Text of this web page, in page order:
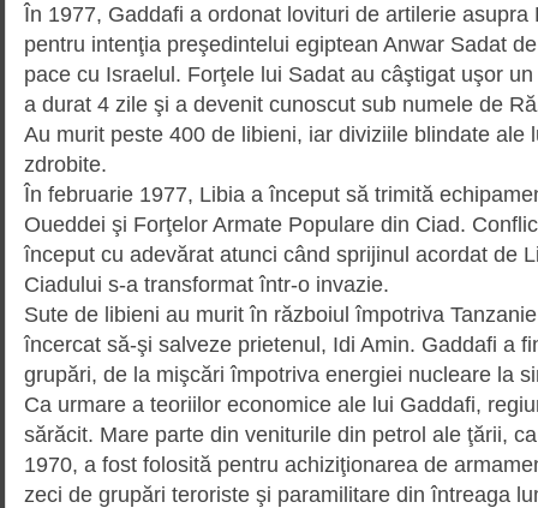
În 1977, Gaddafi a ordonat lovituri de artilerie asupra
pentru intenţia preşe­dinte­lui egiptean Anwar Sadat
pace cu Israelul. Forţele lui Sadat au câştigat uşor
a durat 4 zile şi a devenit cunoscut sub numele de
Au murit peste 400 de libieni, iar diviziile blindate ale
zdrobite.
În februarie 1977, Libia a început să trimită
Oueddei şi Forţelor Armate Populare din Ciad.
început cu adevărat atunci când sprijinul acordat de
Ciadului s-a transformat într-o invazie.
Sute de libieni au murit în războiul împotriva
încercat să-şi salveze prietenul, Idi Amin. Gaddafi a
grupări, de la mişcări împotriva energiei nucleare la
Ca urmare a teoriilor economice ale lui Gaddafi,
sărăcit. Mare parte din veniturile din petrol ale ţării,
1970, a fost folosită pentru achizi­ţionarea de
zeci de grupări teroriste şi para­militare din întreaga